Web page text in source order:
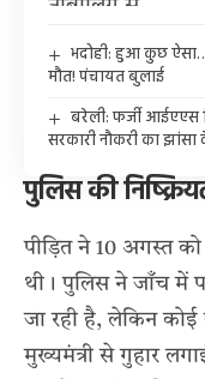
भदोही: हुआ कुछ ऐसा…
मौत! पंचायत बुलाई
बरेली: फर्जी आईएएस
सरकारी नौकरी का
पुलिस की
पीड़ित ने 10 अगस्त को
थी। पुलिस ने जाँच में
जा रही है, लेकिन कोई
मुख्यमंत्री से गुहार